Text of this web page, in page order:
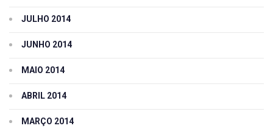
JULHO 2014
JUNHO 2014
MAIO 2014
ABRIL 2014
MARÇO 2014